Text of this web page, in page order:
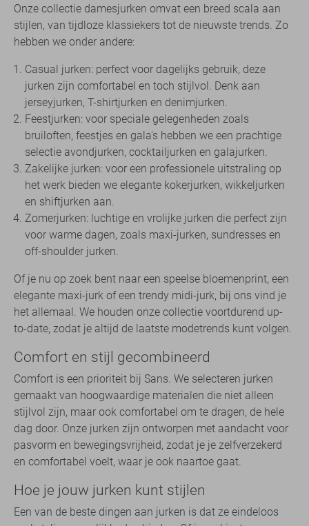
Onze collectie damesjurken omvat een breed scala aan
stijlen, van tijdloze klassiekers tot de nieuwste trends. Zo
hebben we onder andere:
Casual jurken: perfect voor dagelijks gebruik, deze
jurken zijn comfortabel en toch stijlvol. Denk aan
jerseyjurken, T-shirtjurken en denimjurken.
Feestjurken: voor speciale gelegenheden zoals
bruiloften, feestjes en gala's hebben we een prachtige
selectie avondjurken, cocktailjurken en galajurken.
Zakelijke jurken: voor een professionele uitstraling op
het werk bieden we elegante kokerjurken, wikkeljurken
en shiftjurken aan.
Zomerjurken: luchtige en vrolijke jurken die perfect zijn
voor warme dagen, zoals maxi-jurken, sundresses en
off-shoulder jurken.
Of je nu op zoek bent naar een speelse bloemenprint, een
elegante maxi-jurk of een trendy midi-jurk, bij ons vind je
het allemaal. We houden onze collectie voortdurend up-
to-date, zodat je altijd de laatste modetrends kunt volgen.
Comfort en stijl gecombineerd
Comfort is een prioriteit bij Sans. We selecteren jurken
gemaakt van hoogwaardige materialen die niet alleen
stijlvol zijn, maar ook comfortabel om te dragen, de hele
dag door. Onze jurken zijn ontworpen met aandacht voor
pasvorm en bewegingsvrijheid, zodat je je zelfverzekerd
en comfortabel voelt, waar je ook naartoe gaat.
Hoe je jouw jurken kunt stijlen
Een van de beste dingen aan jurken is dat ze eindeloos